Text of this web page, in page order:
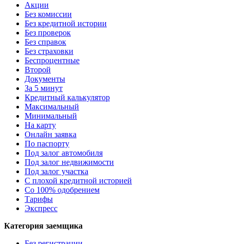
Акции
Без комиссии
Без кредитной истории
Без проверок
Без справок
Без страховки
Беспроцентные
Второй
Документы
За 5 минут
Кредитный калькулятор
Максимальный
Минимальный
На карту
Онлайн заявка
По паспорту
Под залог автомобиля
Под залог недвижимости
Под залог участка
С плохой кредитной историей
Со 100% одобрением
Тарифы
Экспресс
Категория заемщика